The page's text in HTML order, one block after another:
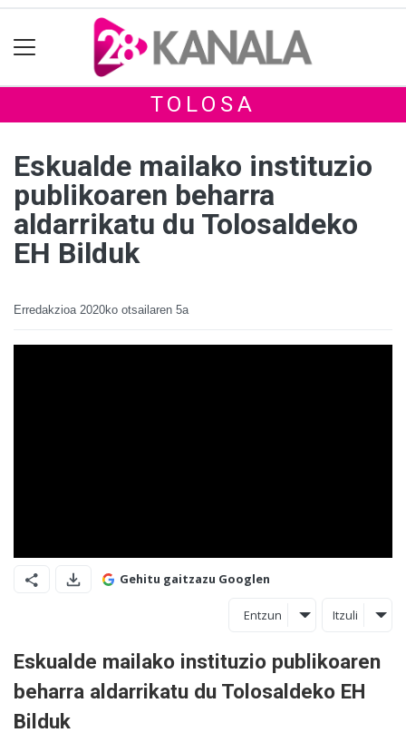
TOLOSA
Eskualde mailako instituzio
publikoaren beharra
aldarrikatu du Tolosaldeko
EH Bilduk
Erredakzioa 2020ko otsailaren 5a
Gehitu gaitzazu Googlen
Entzun Itzuli
Eskualde mailako instituzio publikoaren
beharra aldarrikatu du Tolosaldeko EH
Bilduk